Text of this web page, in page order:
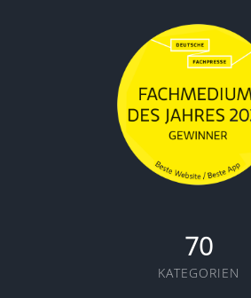
70
KATEGORIEN